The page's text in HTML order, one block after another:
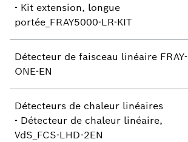
- Kit extension, longue
portée_FRAY5000-LR-KIT
Détecteur de faisceau linéaire FRAY-
ONE-EN
Détecteurs de chaleur linéaires
- Détecteur de chaleur linéaire,
VdS_FCS-LHD-2EN